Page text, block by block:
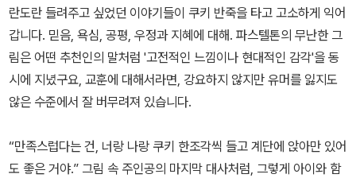
란도란 들려주고 싶었던 이야기들이 쿠키 반죽을 타고 고소하게 익어
갑니다. 믿음, 욕심, 공평, 우정과 지혜에 대해. 파스텔톤의 무난한 그
림은 어떤 추천인의 말처럼 '고전적인 느낌이나 현대적인 감각'을 동
시에 지녔구요, 교훈에 대해서라면, 강요하지 않지만 유머를 잃지도
않은 수준에서 잘 버무려져 있습니다.
“만족스럽다는 건, 너랑 나랑 쿠키 한조각씩 들고 계단에 앉아만 있어
도 좋은 거야.” 그림 속 주인공의 마지막 대사처럼, 그렇게 아이와 함